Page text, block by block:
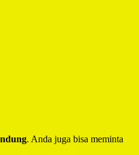
. Anda juga bisa meminta